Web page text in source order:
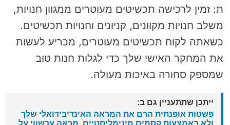
ת: זמין לרכישה תכשיטים מעוטרים ממגוון חנויות,
משלב חנויות מקוונים, קניונים וחנויות תכשיטים.
כשאתה לקוח תכשיטים מעוטרים, מכריע לעשות
את המחקר האישי שלך כדי לגלות חנות טוב
שמספק סחורה באיכות מעולה.
ייתכן שתתעניין גם ב:
פשטות אופנתית הרם את המראה האינדיבידואלי שלך